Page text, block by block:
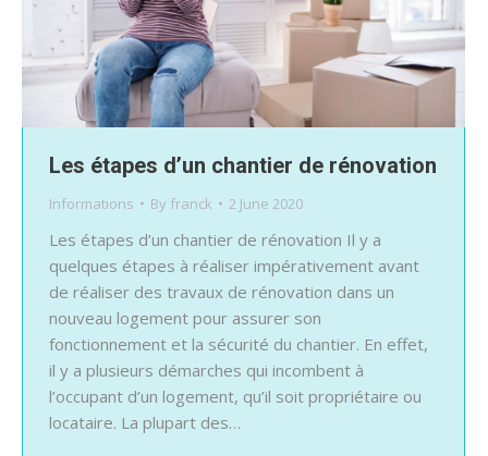
Les étapes d’un chantier de rénovation
Informations By franck 2 June 2020
Les étapes d’un chantier de rénovation Il y a
quelques étapes à réaliser impérativement avant
de réaliser des travaux de rénovation dans un
nouveau logement pour assurer son
fonctionnement et la sécurité du chantier. En effet,
il y a plusieurs démarches qui incombent à
l’occupant d’un logement, qu’il soit propriétaire ou
locataire. La plupart des…